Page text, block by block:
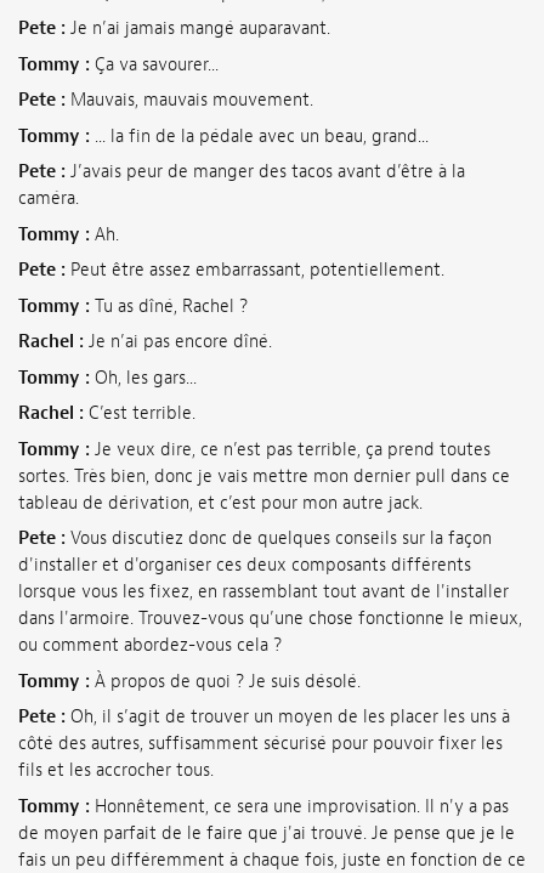
Pete : Je n’ai jamais mangé auparavant.
Tommy : Ça va savourer...
Pete : Mauvais, mauvais mouvement.
Tommy : ... la fin de la pédale avec un beau, grand...
Pete : J’avais peur de manger des tacos avant d’être à la
caméra.
Tommy : Ah.
Pete : Peut être assez embarrassant, potentiellement.
Tommy : Tu as dîné, Rachel ?
Rachel : Je n’ai pas encore dîné.
Tommy : Oh, les gars...
Rachel : C’est terrible.
Tommy : Je veux dire, ce n’est pas terrible, ça prend toutes
sortes. Très bien, donc je vais mettre mon dernier pull dans ce
tableau de dérivation, et c’est pour mon autre jack.
Pete : Vous discutiez donc de quelques conseils sur la façon
d'installer et d'organiser ces deux composants différents
lorsque vous les fixez, en rassemblant tout avant de l'installer
dans l'armoire. Trouvez-vous qu’une chose fonctionne le mieux,
ou comment abordez-vous cela ?
Tommy : À propos de quoi ? Je suis désolé.
Pete : Oh, il s’agit de trouver un moyen de les placer les uns à
côté des autres, suffisamment sécurisé pour pouvoir fixer les
fils et les accrocher tous.
Tommy : Honnêtement, ce sera une improvisation. Il n'y a pas
de moyen parfait de le faire que j'ai trouvé. Je pense que je le
fais un peu différemment à chaque fois, juste en fonction de ce